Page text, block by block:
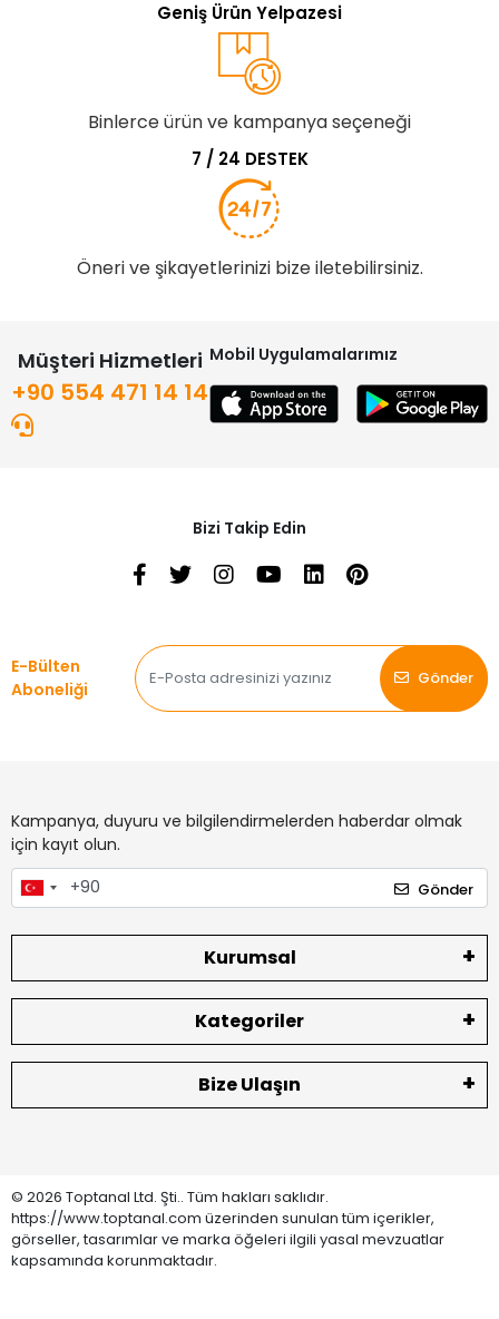
Geniş Ürün Yelpazesi
Binlerce ürün ve kampanya seçeneği
7 / 24 DESTEK
Öneri ve şikayetlerinizi bize iletebilirsiniz.
Müşteri Hizmetleri
+90 554 471 14 14
Mobil Uygulamalarımız
Bizi Takip Edin
E-Bülten
Aboneliği
Gönder
Kampanya, duyuru ve bilgilendirmelerden haberdar olmak
için kayıt olun.
Gönder
Kurumsal
Kategoriler
Bize Ulaşın
© 2026 Toptanal Ltd. Şti.. Tüm hakları saklıdır.
https://www.toptanal.com üzerinden sunulan tüm içerikler,
görseller, tasarımlar ve marka öğeleri ilgili yasal mevzuatlar
kapsamında korunmaktadır.